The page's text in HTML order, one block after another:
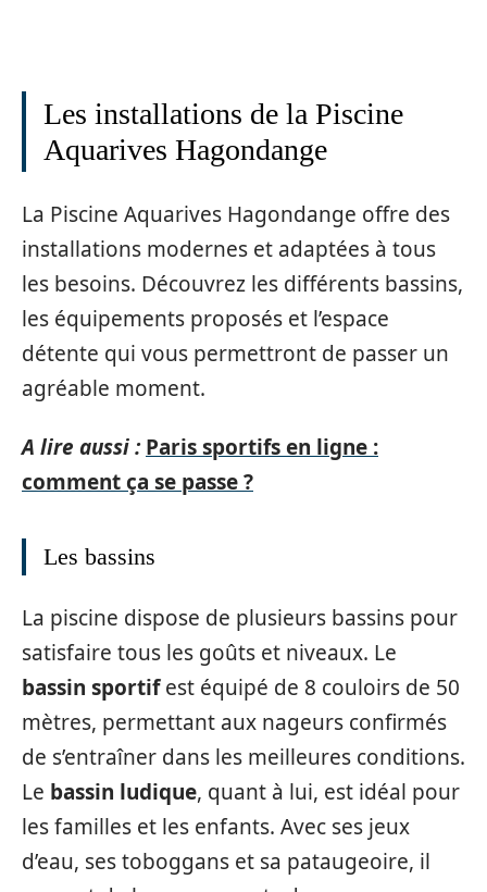
Les installations de la Piscine
Aquarives Hagondange
La Piscine Aquarives Hagondange offre des
installations modernes et adaptées à tous
les besoins. Découvrez les différents bassins,
les équipements proposés et l’espace
détente qui vous permettront de passer un
agréable moment.
A lire aussi : Paris sportifs en ligne :
comment ça se passe ?
Les bassins
La piscine dispose de plusieurs bassins pour
satisfaire tous les goûts et niveaux. Le
bassin sportifest équipé de 8 couloirs de 50
mètres, permettant aux nageurs confirmés
de s’entraîner dans les meilleures conditions.
Le bassin ludique, quant à lui, est idéal pour
les familles et les enfants. Avec ses jeux
d’eau, ses toboggans et sa pataugeoire, il